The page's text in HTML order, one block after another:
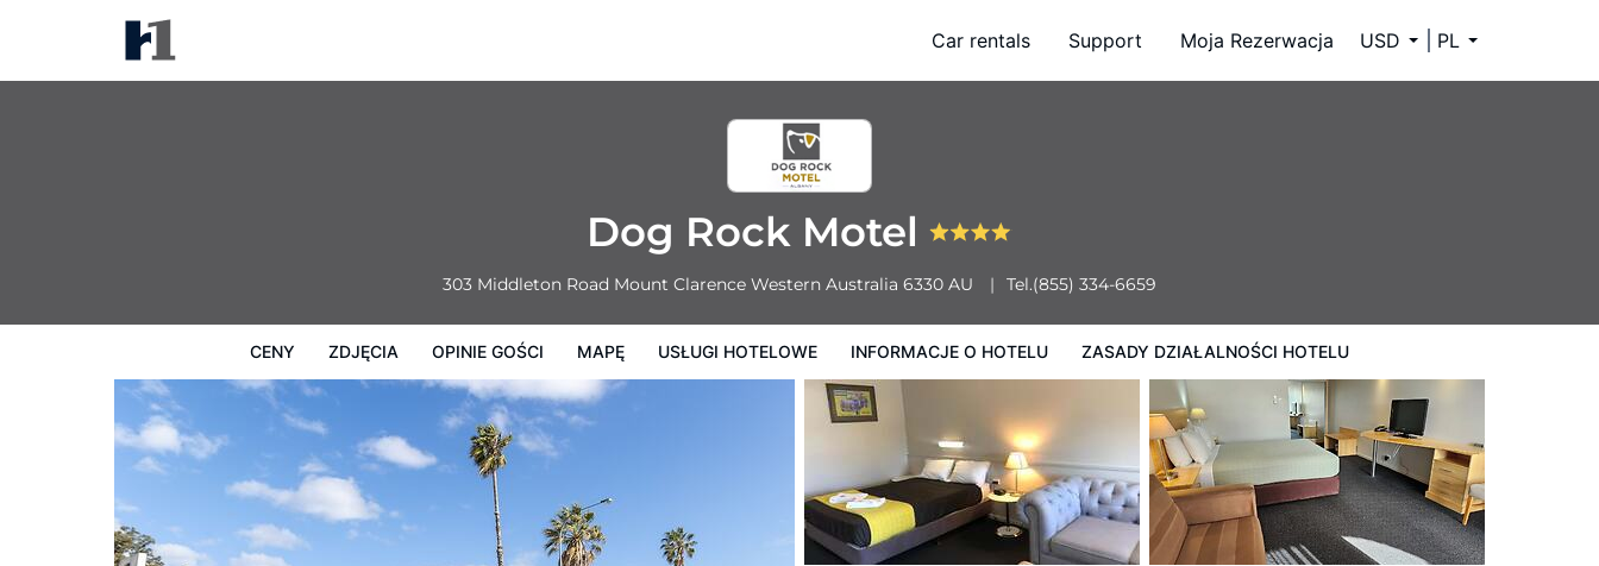
Car rentals Support Moja Rezerwacja USD PL
Dog Rock Motel
303 Middleton Road Mount Clarence Western Australia 6330 AU Tel.(855) 334-6659
CENY ZDJĘCIA OPINIE GOŚCI MAPĘ USŁUGI HOTELOWE INFORMACJE O HOTELU ZASADY DZIAŁALNOŚCI HOTELU
Zasady działalności hotelu